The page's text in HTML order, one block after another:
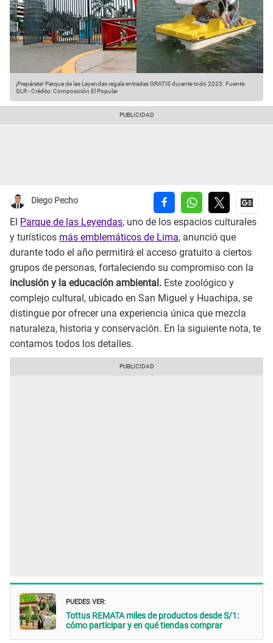
¡Prepárate! Parque de las Leyendas regala entradas GRATIS durante todo 2025. Fuente:
GLR-Crédito: Composición El Popular
Diego Pecho
El Parque de las Leyendas, uno de los espacios culturales
y turísticos más emblemáticos de Lima, anunció que
durante todo el año permitirá el acceso gratuito a ciertos
grupos de personas, fortaleciendo su compromiso con la
inclusión y la educación ambiental. Este zoológico y
complejo cultural, ubicado en San Miguel y Huachipa, se
distingue por ofrecer una experiencia única que mezcla
naturaleza, historia y conservación. En la siguiente nota, te
contamos todos los detalles.
PUEDES VER:
Tottus REMATA miles de productos desde S/1:
cómo participar y en qué tiendas comprar